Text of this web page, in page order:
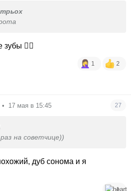
зубы 🤷‍♀️
1 2
• 17 мая в 15:45 27
на советчице))
дуб сонома и я
1